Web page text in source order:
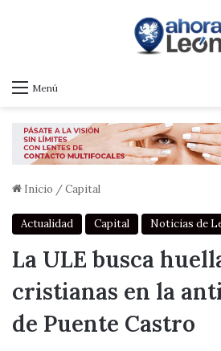
Menú
Inicio /Capital
Actualidad Capital Noticias de
La ULE busca
cristianas en la
de Puente Castro